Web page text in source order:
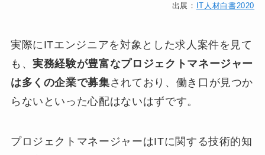
出展： IT人材白書2020
実際にITエンジニアを対象とした求人案件を見て
も、実務経験が豊富なプロジェクトマネージャー
は多くの企業で募集されており、働き口が見つか
らないといった心配はないはずです。
プロジェクトマネージャーはITに関する技術的知